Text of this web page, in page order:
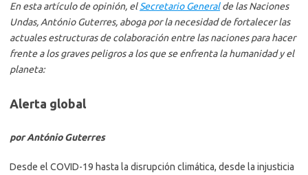
En esta artículo de opinión, elSecretario Generalde las Naciones
Undas, António Guterres, aboga por la necesidad de fortalecer las
actuales estructuras de colaboración entre las naciones para hacer
frente a los graves peligros a los que se enfrenta la humanidad y el
planeta:
Alerta global
por António Guterres
Desde el COVID-19 hasta la disrupción climática, desde la injusticia